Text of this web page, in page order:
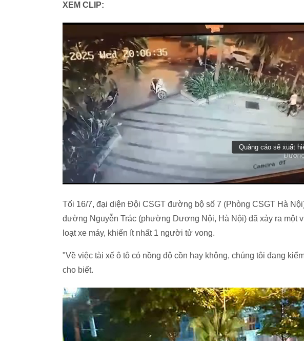
XEM CLIP:
Tối 16/7, đại diện Đội CSGT đường bộ số 7 (Phòng CSGT Hà
đường Nguyễn Trác (phường Dương Nội, Hà Nội) đã xảy ra một
loạt xe máy, khiến ít nhất 1 người tử vong.
"Về việc tài xế ô tô có nồng độ cồn hay không, chúng tôi đang
cho biết.